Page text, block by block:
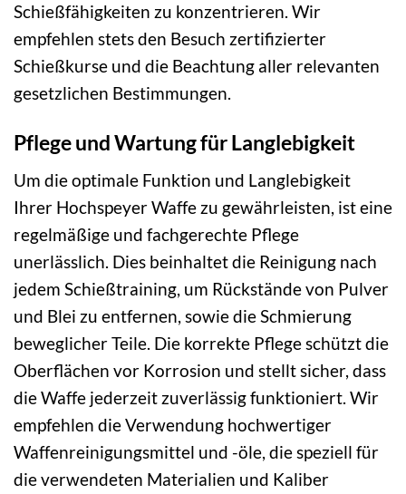
Schießfähigkeiten zu konzentrieren. Wir
empfehlen stets den Besuch zertifizierter
Schießkurse und die Beachtung aller relevanten
gesetzlichen Bestimmungen.
Pflege und Wartung für Langlebigkeit
Um die optimale Funktion und Langlebigkeit
Ihrer Hochspeyer Waffe zu gewährleisten, ist eine
regelmäßige und fachgerechte Pflege
unerlässlich. Dies beinhaltet die Reinigung nach
jedem Schießtraining, um Rückstände von Pulver
und Blei zu entfernen, sowie die Schmierung
beweglicher Teile. Die korrekte Pflege schützt die
Oberflächen vor Korrosion und stellt sicher, dass
die Waffe jederzeit zuverlässig funktioniert. Wir
empfehlen die Verwendung hochwertiger
Waffenreinigungsmittel und -öle, die speziell für
die verwendeten Materialien und Kaliber